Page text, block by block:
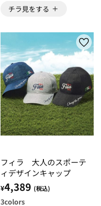
チラ見をする
フィラ 大人のスポーテ
ィデザインキャップ
¥4,389 (税込)
3colors